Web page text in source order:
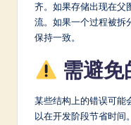
齐。如果存储出现在父
流。如果一个过程被拆
保持一致。
需避免
某些结构上的错误可能
以在开发阶段节省时间。